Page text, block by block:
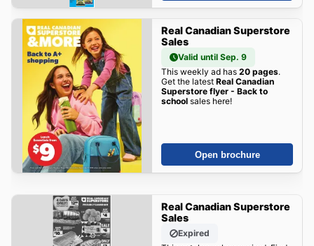
Real Canadian Superstore
Sales
Valid until Sep. 9
This weekly ad has 20 pages.
Get the latest Real Canadian
Superstore flyer - Back to
schoolsales here!
Open brochure
Real Canadian Superstore
Sales
Expired